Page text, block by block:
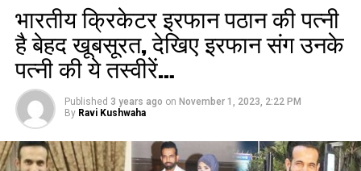
भारतीय क्रिकेटर इरफान पठान की पत्नी
है बेहद खूबसूरत, देखिए इरफान संग उनके
पत्नी की ये तस्वीरें…
Published 3 years ago on November 1, 2023, 2:22 PM
By Ravi Kushwaha